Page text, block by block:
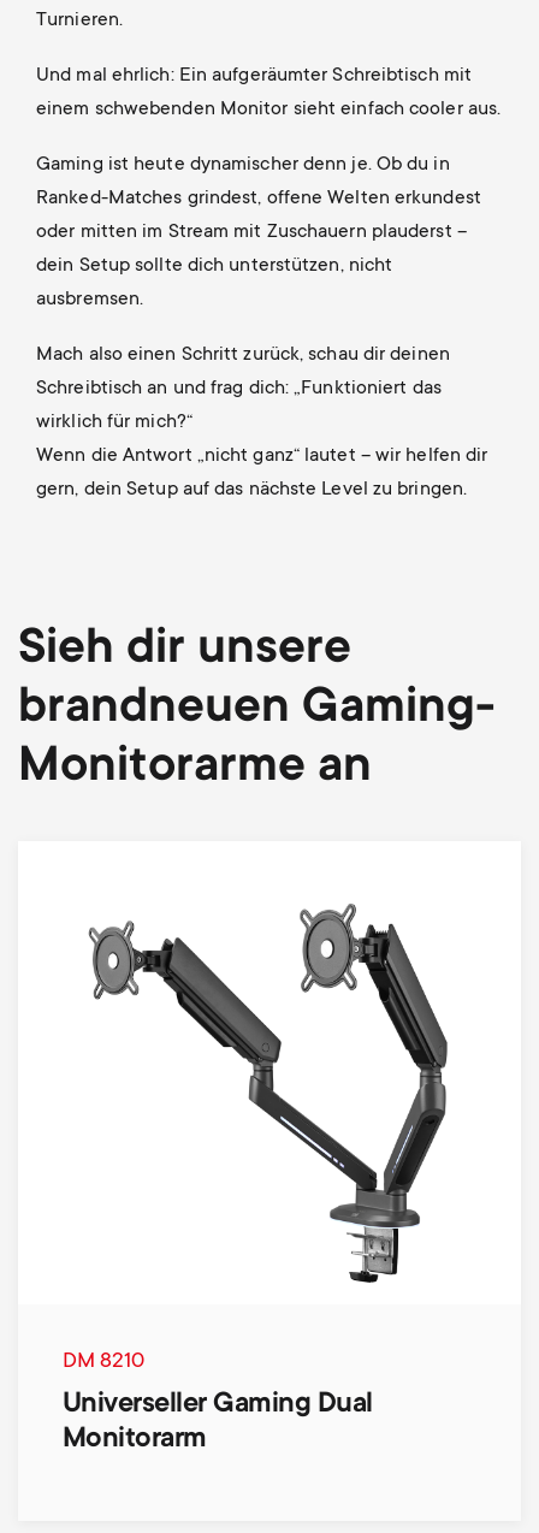
Turnieren.
Und mal ehrlich: Ein aufgeräumter Schreibtisch mit
einem schwebenden Monitor sieht einfach cooler aus.
Gaming ist heute dynamischer denn je. Ob du in
Ranked-Matches grindest, offene Welten erkundest
oder mitten im Stream mit Zuschauern plauderst –
dein Setup sollte dich unterstützen, nicht
ausbremsen.
Mach also einen Schritt zurück, schau dir deinen
Schreibtisch an und frag dich: „Funktioniert das
wirklich für mich?“
Wenn die Antwort „nicht ganz“ lautet – wir helfen dir
gern, dein Setup auf das nächste Level zu bringen.
Sieh dir unsere
brandneuen Gaming-
Monitorarme an
DM 8210
Universeller Gaming Dual
Monitorarm